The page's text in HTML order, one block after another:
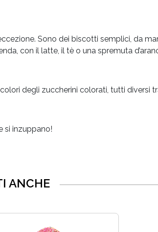
Sono dei biscotti semplici, da
con il latte, il tè o una spremuta
degli zuccherini colorati, tutti diversi
si inzuppano!
ANCHE